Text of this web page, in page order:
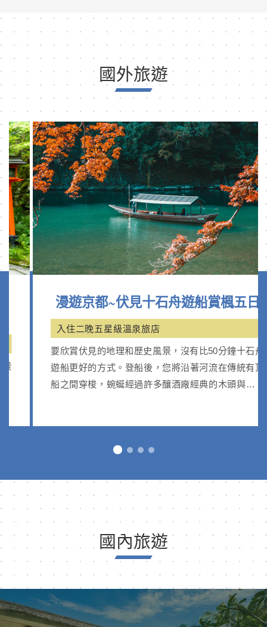
國外旅遊
漫遊京都~伏見十石舟遊船賞楓五日
入住二晚五星級溫泉旅店
要欣賞伏見的地理和歷史風景，沒有比50分鐘十石舟
遊船更好的方式。登船後，您將沿著河流在傳統有頂
船之間穿梭，蜿蜒經過許多釀酒廠經典的木頭與灰泥
國內旅遊